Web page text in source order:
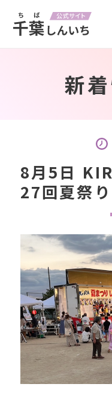
新
8月5日
27回夏祭